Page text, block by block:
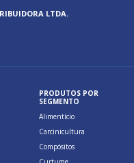
LTDA.
PRODUTOS POR
SEGMENTO
Alimentício
Carcinicultura
Compósitos